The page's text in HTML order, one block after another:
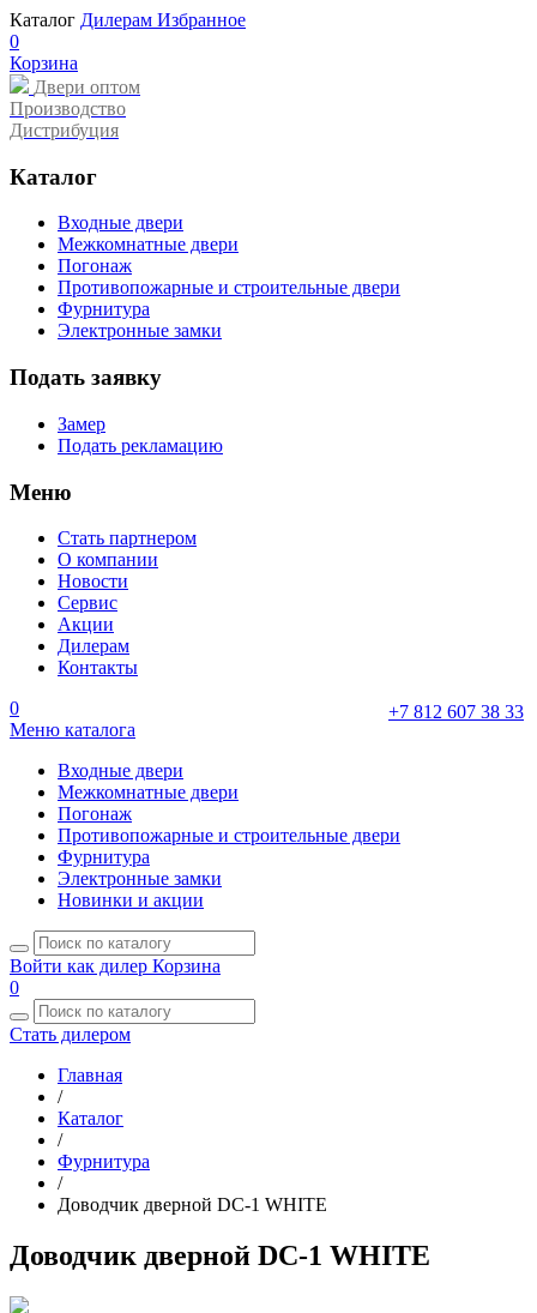
Каталог Дилерам Избранное
0
Корзина
Двери оптом
Производство
Дистрибуция
Каталог
Входные двери
Межкомнатные двери
Погонаж
Противопожарные и строительные двери
Фурнитура
Электронные замки
Подать заявку
Замер
Подать рекламацию
Меню
Стать партнером
О компании
Новости
Сервис
Акции
Дилерам
Контакты
+7 812 607 38 33
0
Меню каталога
Входные двери
Межкомнатные двери
Погонаж
Противопожарные и строительные двери
Фурнитура
Электронные замки
Новинки и акции
Войти как дилер Корзина
0
Стать дилером
Главная
/
Каталог
/
Фурнитура
/
Доводчик дверной DC-1 WHITE
Доводчик дверной DC-1 WHITE